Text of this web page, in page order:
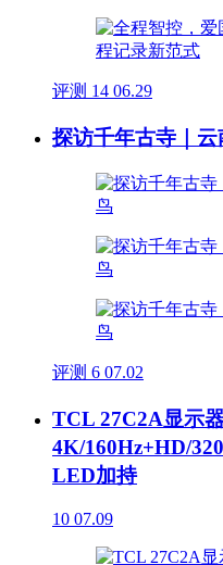
评测 14 06.29
探访千年古寺｜
评测 6 07.02
TCL 27C2A显示
4K/160Hz+HD/
LED加持
10 07.09